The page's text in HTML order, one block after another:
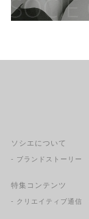
ソシエについて
- ブランドストーリー
特集コンテンツ
- クリエイティブ通信